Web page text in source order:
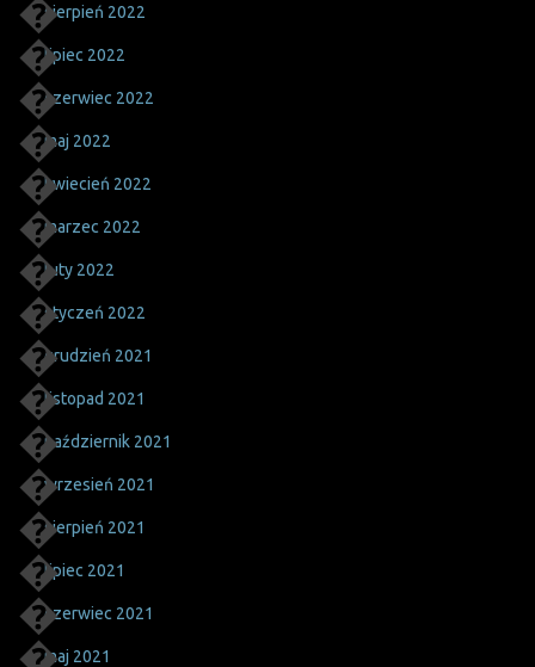
sierpień 2022
lipiec 2022
czerwiec 2022
maj 2022
kwiecień 2022
marzec 2022
luty 2022
styczeń 2022
grudzień 2021
listopad 2021
październik 2021
wrzesień 2021
sierpień 2021
lipiec 2021
czerwiec 2021
maj 2021